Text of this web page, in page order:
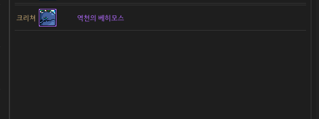
크리쳐 역천의 베히모스